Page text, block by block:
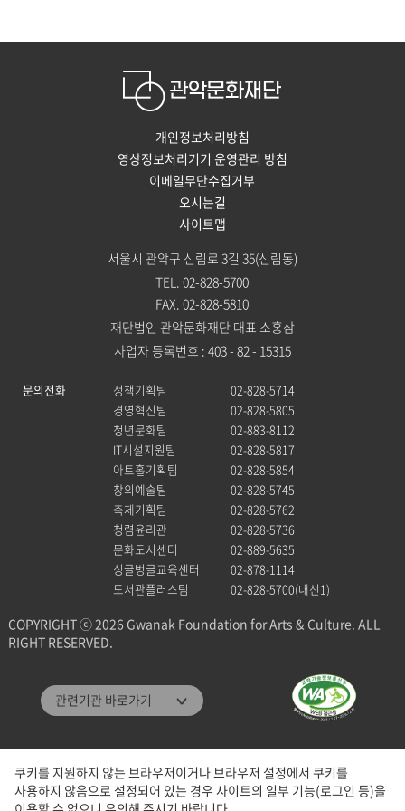
관련기관 바로가기
관악문화재단
관악구통합도서관
미디어센터관악
관악청년청
패밀리 사이트
개인정보처리방침
영상정보처리기기 운영관리 방침
이메일무단수집거부
오시는길
사이트맵
서울시 관악구 신림로 3길 35(신림동)
TEL. 02-828-5700
FAX. 02-828-5810
재단법인 관악문화재단 대표 소홍삼
사업자 등록번호 : 403 - 82 - 15315
문의전화 정책기획팀
02-828-5714
경영혁신팀
02-828-5805
청년문화팀
02-883-8112
IT시설지원팀
02-828-5817
아트홀기획팀
02-828-5854
창의예술팀
02-828-5745
축제기획팀
02-828-5762
청렴윤리관
02-828-5736
문화도시센터
02-889-5635
싱글벙글교육센터
02-878-1114
도서관플러스팀
02-828-5700(내선1)
COPYRIGHT ⓒ 2026 Gwanak Foundation for Arts & Culture. ALL
RIGHT RESERVED.
쿠키를 지원하지 않는 브라우저이거나 브라우저 설정에서 쿠키를
사용하지 않음으로 설정되어 있는 경우 사이트의 일부 기능(로그인 등)을